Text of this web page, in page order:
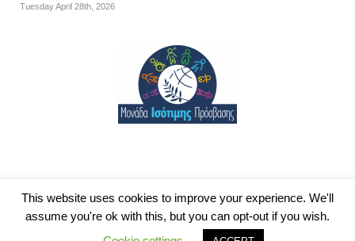
Tuesday April 28th, 2026
This website uses cookies to improve your experience. We'll
assume you're ok with this, but you can opt-out if you wish.